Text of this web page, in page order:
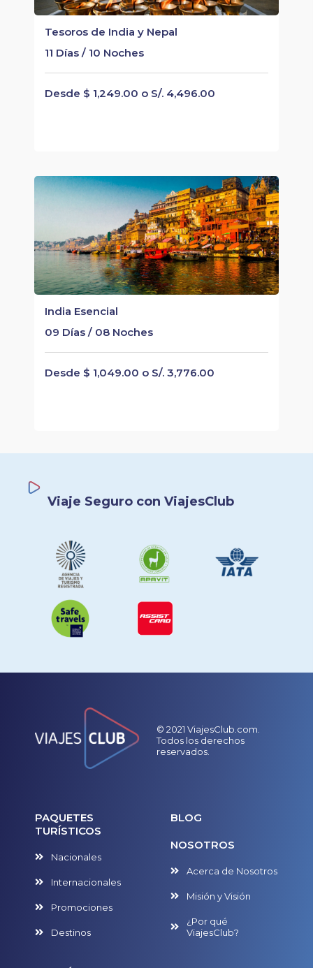
Tesoros de India y Nepal
11 Días / 10 Noches
Desde $ 1,249.00 o S/. 4,496.00
India Esencial
09 Días / 08 Noches
Desde $ 1,049.00 o S/. 3,776.00
Viaje Seguro con ViajesClub
© 2021 ViajesClub.com.
Todos los derechos
reservados.
PAQUETES
TURÍSTICOS
Nacionales
Internacionales
Promociones
Destinos
BLOG
NOSOTROS
Acerca de Nosotros
Misión y Visión
¿Por qué
ViajesClub?